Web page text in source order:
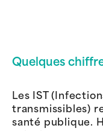
Quelques
Les IST
transmissibles)
santé publique.